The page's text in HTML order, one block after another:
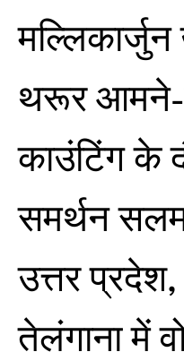
थरूर आमने-
काउंटिंग के
समर्थन
उत्तर
तेलंगाना में